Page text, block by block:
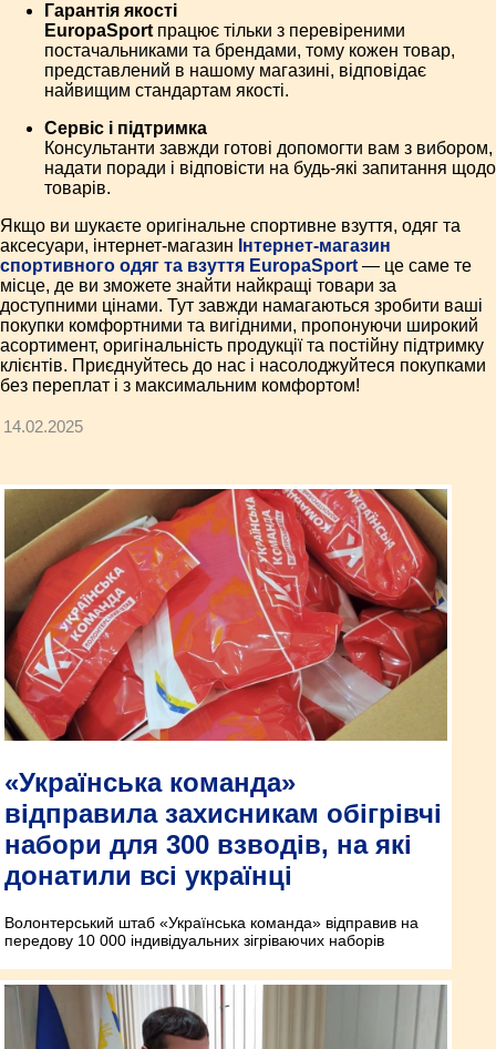
Гарантія якості
EuropaSport працює тільки з перевіреними
постачальниками та брендами, тому кожен товар,
представлений в нашому магазині, відповідає
найвищим стандартам якості.
Сервіс і підтримка
Консультанти завжди готові допомогти вам з вибором,
надати поради і відповісти на будь-які запитання щодо
товарів.
Якщо ви шукаєте оригінальне спортивне взуття, одяг та
аксесуари, інтернет-магазин Інтернет-магазин
спортивного одяг та взуття EuropaSport — це саме те
місце, де ви зможете знайти найкращі товари за
доступними цінами. Тут завжди намагаються зробити ваші
покупки комфортними та вигідними, пропонуючи широкий
асортимент, оригінальність продукції та постійну підтримку
клієнтів. Приєднуйтесь до нас і насолоджуйтеся покупками
без переплат і з максимальним комфортом!
14.02.2025
«Українська команда»
відправила захисникам обігрівчі
набори для 300 взводів, на які
донатили всі українці
Волонтерський штаб «Українська команда» відправив на
передову 10 000 індивідуальних зігріваючих наборів